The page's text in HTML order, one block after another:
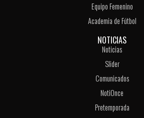
Equipo Femenino
Academia de Fútbol
NOTICIAS
Noticias
Slider
Comunicados
NotiOnce
Pretemporada